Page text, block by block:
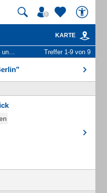
KARTE
Treffer 1-9 von 9